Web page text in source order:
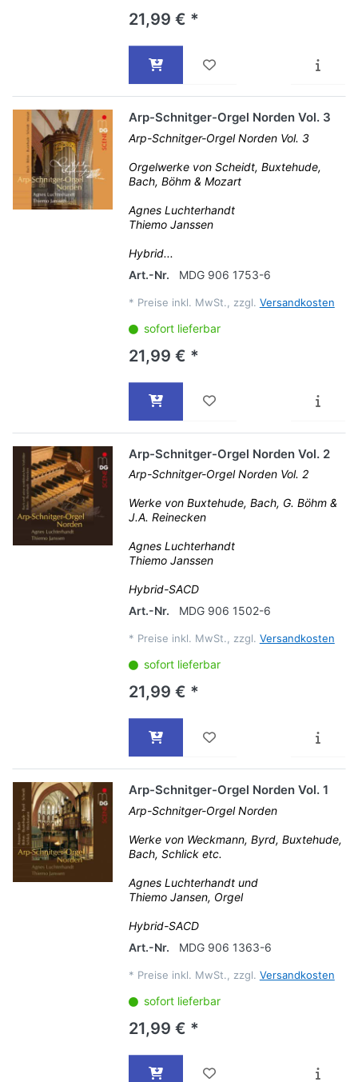
21,99 € *
Arp-Schnitger-Orgel Norden Vol. 3
Arp-Schnitger-Orgel Norden Vol. 3
Orgelwerke von Scheidt, Buxtehude,
Bach, Böhm & Mozart
Agnes Luchterhandt
Thiemo Janssen
Hybrid...
Art.-Nr.
MDG 906 1753-6
* Preise inkl. MwSt., zzgl. Versandkosten
sofort lieferbar
21,99 € *
Arp-Schnitger-Orgel Norden Vol. 2
Arp-Schnitger-Orgel Norden Vol. 2
Werke von Buxtehude, Bach, G. Böhm &
J.A. Reinecken
Agnes Luchterhandt
Thiemo Janssen
Hybrid-SACD
Art.-Nr.
MDG 906 1502-6
* Preise inkl. MwSt., zzgl. Versandkosten
sofort lieferbar
21,99 € *
Arp-Schnitger-Orgel Norden Vol. 1
Arp-Schnitger-Orgel Norden
Werke von Weckmann, Byrd, Buxtehude,
Bach, Schlick etc.
Agnes Luchterhandt und
Thiemo Jansen, Orgel
Hybrid-SACD
Art.-Nr.
MDG 906 1363-6
* Preise inkl. MwSt., zzgl. Versandkosten
sofort lieferbar
21,99 € *